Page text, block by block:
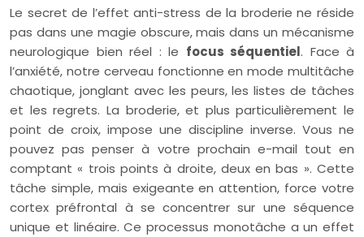
Le secret de l’effet anti-stress de la broderie ne réside
pas dans une magie obscure, mais dans un mécanisme
neurologique bien réel : le focus séquentiel. Face à
l’anxiété, notre cerveau fonctionne en mode multitâche
chaotique, jonglant avec les peurs, les listes de tâches
et les regrets. La broderie, et plus particulièrement le
point de croix, impose une discipline inverse. Vous ne
pouvez pas penser à votre prochain e-mail tout en
comptant « trois points à droite, deux en bas ». Cette
tâche simple, mais exigeante en attention, force votre
cortex préfrontal à se concentrer sur une séquence
unique et linéaire. Ce processus monotâche a un effet